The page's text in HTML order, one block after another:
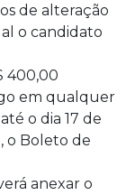
de alteração
o candidato
400,00
em qualquer
o dia 17 de
o Boleto de
anexar o